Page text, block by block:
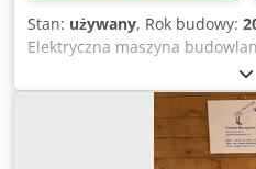
Stan: używany, Rok budowy:
Elektryczna maszyna
Dodpjznhvmjfx Acqskr
W zestawie: szybkozłącze